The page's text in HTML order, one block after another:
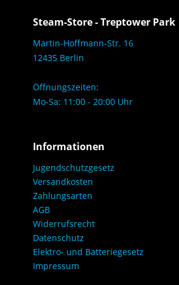
Steam-Store - Treptower Park
Martin-Hoffmann-Str. 16
12435 Berlin
Öffnungszeiten:
Mo-Sa: 11:00 - 20:00 Uhr
Informationen
Jugendschutzgesetz
Versandkosten
Zahlungsarten
AGB
Widerrufsrecht
Datenschutz
Elektro- und Batteriegesetz
Impressum